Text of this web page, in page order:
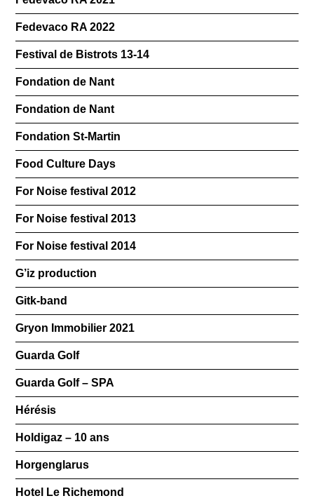
Fedevaco RA 2022
Festival de Bistrots 13-14
Fondation de Nant
Fondation de Nant
Fondation St-Martin
Food Culture Days
For Noise festival 2012
For Noise festival 2013
For Noise festival 2014
G’iz production
Gitk-band
Gryon Immobilier 2021
Guarda Golf
Guarda Golf – SPA
Hérésis
Holdigaz – 10 ans
Horgenglarus
Hotel Le Richemond